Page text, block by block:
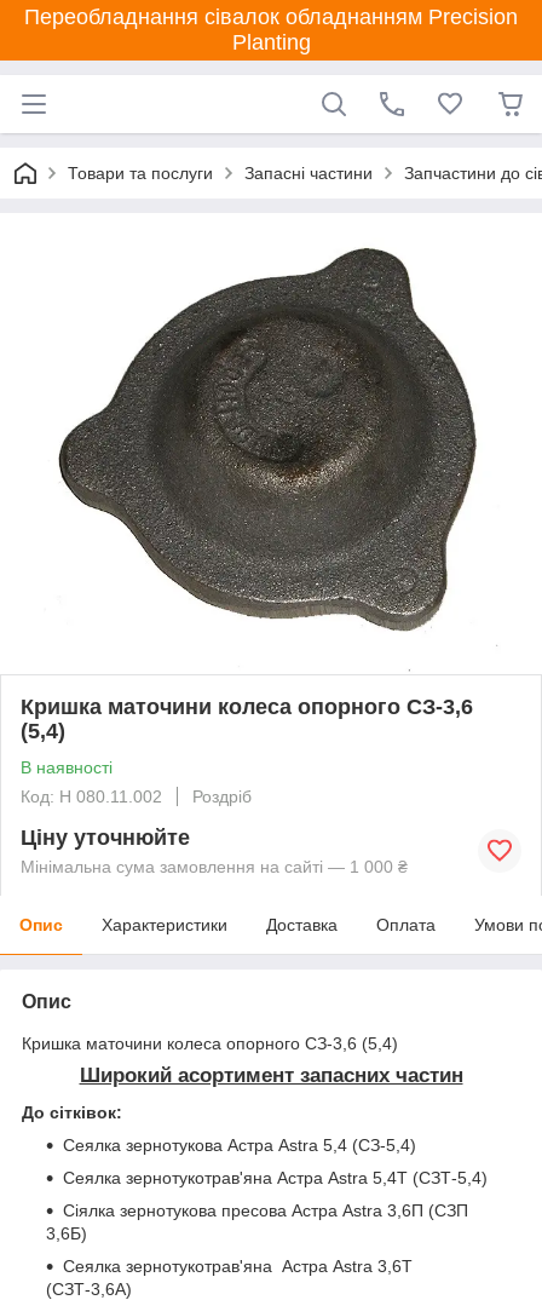
Переобладнання сівалок обладнанням Precision
Planting
Товари та послуги Запасні частини Запчастини до
Кришка маточини колеса опорного СЗ-3,6
(5,4)
В наявності
Код: Н 080.11.002
Роздріб
Ціну уточнюйте
Мінімальна сума замовлення на сайті — 1 000 ₴
Опис Характеристики Доставка Оплата Умови
Опис
Кришка маточини колеса опорного СЗ-3,6 (5,4)
Широкий асортимент запасних частин
До сітківок:
Сеялка зернотукова Астра Astra 5,4 (СЗ-5,4)
Сеялка зернотукотрав'яна Астра Astra 5,4Т (СЗТ-5,4)
Сіялка зернотукова пресова Астра Astra 3,6П (СЗП
3,6Б)
Сеялка зернотукотрав'яна Астра Astra 3,6Т
(СЗТ-3,6А)